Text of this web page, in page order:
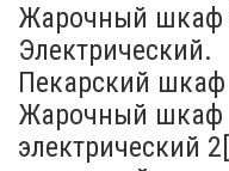
Жарочный шкаф
Электрический.
Пекарский шкаф
Жарочный шкаф
электрический 2[